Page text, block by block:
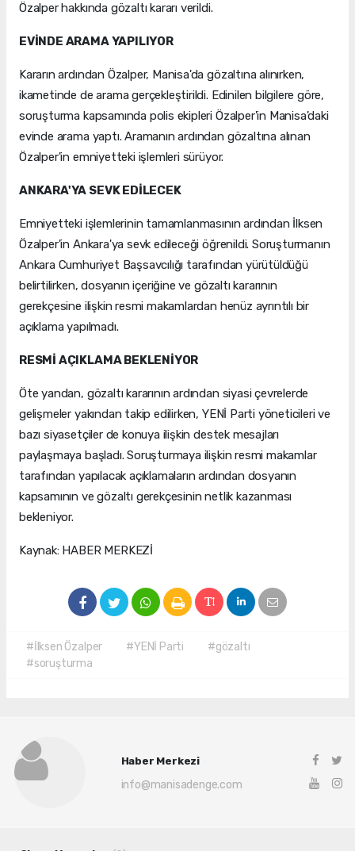
Özalper hakkında gözaltı kararı verildi.
EVİNDE ARAMA YAPILIYOR
Kararın ardından Özalper, Manisa'da gözaltına alınırken,
ikametinde de arama gerçekleştirildi. Edinilen bilgilere göre,
soruşturma kapsamında polis ekipleri Özalper'in Manisa'daki
evinde arama yaptı. Aramanın ardından gözaltına alınan
Özalper'in emniyetteki işlemleri sürüyor.
ANKARA'YA SEVK EDİLECEK
Emniyetteki işlemlerinin tamamlanmasının ardından İlksen
Özalper'in Ankara'ya sevk edileceği öğrenildi. Soruşturmanın
Ankara Cumhuriyet Başsavcılığı tarafından yürütüldüğü
belirtilirken, dosyanın içeriğine ve gözaltı kararının
gerekçesine ilişkin resmi makamlardan henüz ayrıntılı bir
açıklama yapılmadı.
RESMİ AÇIKLAMA BEKLENİYOR
Öte yandan, gözaltı kararının ardından siyasi çevrelerde
gelişmeler yakından takip edilirken, YENİ Parti yöneticileri ve
bazı siyasetçiler de konuya ilişkin destek mesajları
paylaşmaya başladı. Soruşturmaya ilişkin resmi makamlar
tarafından yapılacak açıklamaların ardından dosyanın
kapsamının ve gözaltı gerekçesinin netlik kazanması
bekleniyor.
Kaynak: HABER MERKEZİ
#İlksen Özalper #YENİ Parti
#gözaltı
#soruşturma
Haber Merkezi
info@manisadenge.com